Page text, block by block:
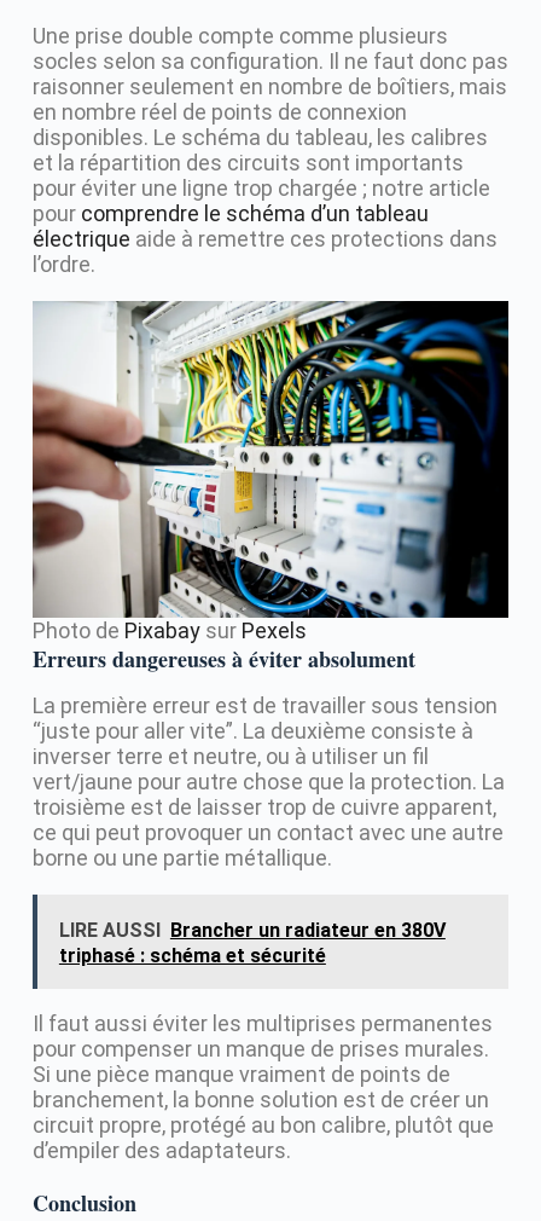
Une prise double compte comme plusieurs
socles selon sa configuration. Il ne faut donc pas
raisonner seulement en nombre de boîtiers, mais
en nombre réel de points de connexion
disponibles. Le schéma du tableau, les calibres
et la répartition des circuits sont importants
pour éviter une ligne trop chargée ; notre article
pour comprendre le schéma d’un tableau
électrique aide à remettre ces protections dans
l’ordre.
Photo de Pixabaysur Pexels
Erreurs dangereuses à éviter absolument
La première erreur est de travailler sous tension
“juste pour aller vite”. La deuxième consiste à
inverser terre et neutre, ou à utiliser un fil
vert/jaune pour autre chose que la protection. La
troisième est de laisser trop de cuivre apparent,
ce qui peut provoquer un contact avec une autre
borne ou une partie métallique.
LIRE AUSSI
Brancher un radiateur en 380V
triphasé : schéma et sécurité
Il faut aussi éviter les multiprises permanentes
pour compenser un manque de prises murales.
Si une pièce manque vraiment de points de
branchement, la bonne solution est de créer un
circuit propre, protégé au bon calibre, plutôt que
d’empiler des adaptateurs.
Conclusion